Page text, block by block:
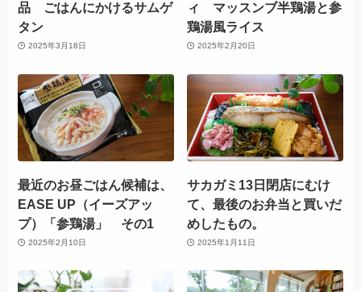
品 ごはんにかけるサムゲ
タン
2025年3月18日
ィ マッスンブ半鶏湯と参
鶏湯風ライス
2025年2月20日
最近のお昼ごはん候補は、
EASE UP（イーズアッ
プ）「参鶏湯」 その1
2025年2月10日
サカガミ13日閉店にむけ
て、最後のお弁当と買いだ
めしたもの。
2025年1月11日